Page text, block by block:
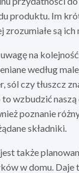
produktu. Im
są ich
na
według
sól czy tłuszcz
wzbudzić naszą
poznanie
składniki.
także
w domu. Daje